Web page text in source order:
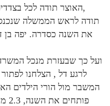
,האוצר תודה לכל
תודה לראש הממשלה שנכנס
את השנה כסדרה. יפה בן
ועל כך שבעזרת מנכל
לרגע דל , הצלחנו
המשבר מול הורי הילדים